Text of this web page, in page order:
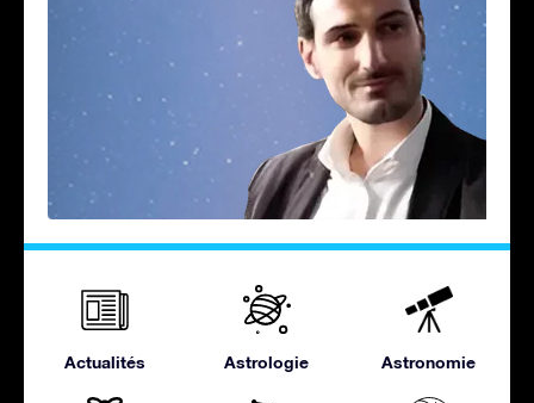
Actualités Astrologie Astronomie